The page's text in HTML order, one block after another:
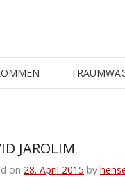
JAROLIM
on 28. April 2015 by